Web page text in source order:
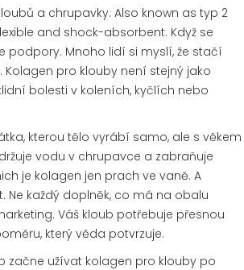
a chrupavky. Also known as typ 2
and shock-absorbent. Když se
podpory. Mnoho lidí si myslí, že stačí
pro klouby není stejný jako
bolesti v koleních, kyčlích nebo
kterou tělo vyrábí samo, ale s věkem
vodu v chrupavce a zabraňuje
je kolagen jen prach ve vaně. A
každý doplněk, co má na obalu
Váš kloub potřebuje přesnou
který věda potvrzuje.
začne užívat kolagen pro klouby po